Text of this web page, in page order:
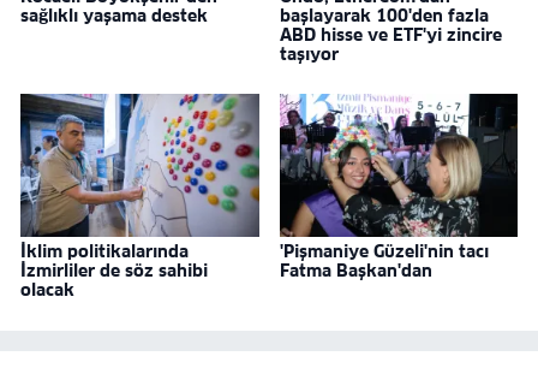
sağlıklı yaşama destek
başlayarak 100'den fazla
ABD hisse ve ETF'yi zincire
taşıyor
İklim politikalarında
İzmirliler de söz sahibi
olacak
'Pişmaniye Güzeli'nin tacı
Fatma Başkan'dan